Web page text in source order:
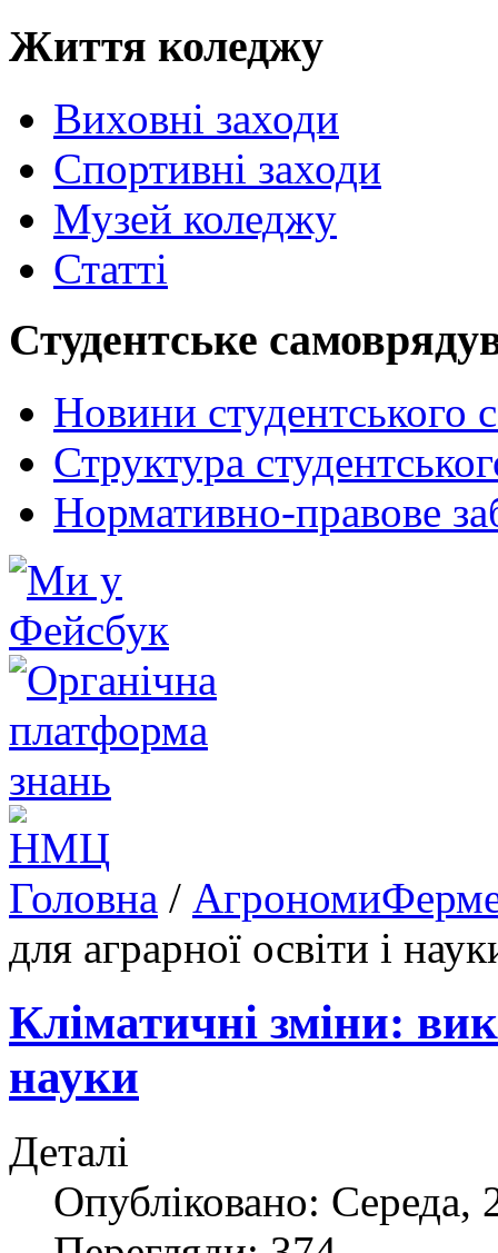
Життя коледжу
Виховні заходи
Спортивні заходи
Музей коледжу
Статті
Студентське
Новини студентського
Структура
Нормативно-правове
Головна /
для аграрної освіти і
Кліматичні зміни:
науки
Деталі
Опубліковано: Середа,